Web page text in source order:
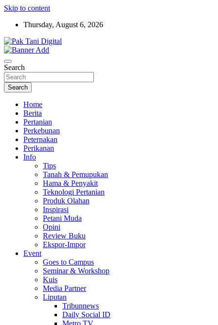
Skip to content
Thursday, August 6, 2026
Pak Tani Digital
Search
Search
Home
Berita
Pertanian
Perkebunan
Peternakan
Perikanan
Info
Tips
Tanah & Pemupukan
Hama & Penyakit
Teknologi Pertanian
Produk Olahan
Inspirasi
Petani Muda
Opini
Review Buku
Ekspor-Impor
Event
Goes to Campus
Seminar & Workshop
Kuis
Media Partner
Liputan
Tribunnews
Daily Social ID
Metro TV